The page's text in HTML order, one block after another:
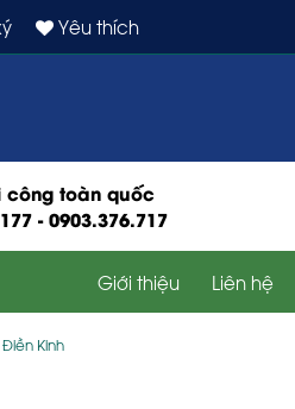
Yêu thích
công toàn quốc
-0903.376.717
Giới thiệu Liên hệ
Điền Kinh